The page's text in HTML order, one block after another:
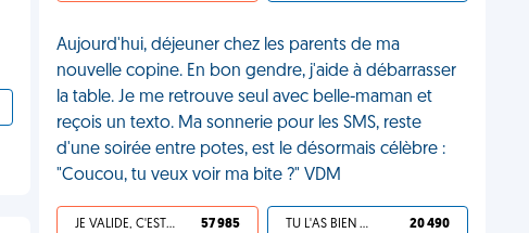
Aujourd'hui, déjeuner chez les parents de ma
nouvelle copine. En bon gendre, j'aide à débarrasser
la table. Je me retrouve seul avec belle-maman et
reçois un texto. Ma sonnerie pour les SMS, reste
d'une soirée entre potes, est le désormais célèbre :
"Coucou, tu veux voir ma bite ?" VDM
JE VALIDE, C'EST UNE VDM 57 985 TU L'AS BIEN MÉRITÉ 20 490